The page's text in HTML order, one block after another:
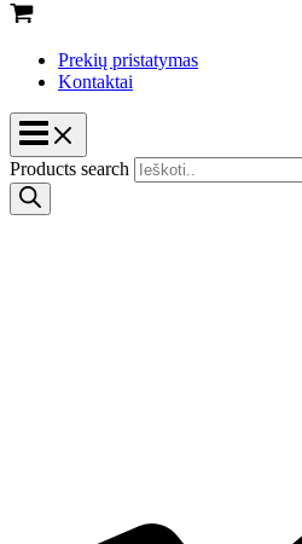
Prekių pristatymas
Kontaktai
Products search